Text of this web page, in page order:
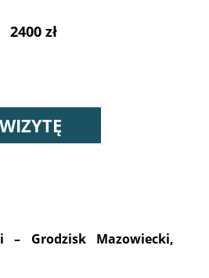
2400 zł
– Grodzisk Mazowiecki,